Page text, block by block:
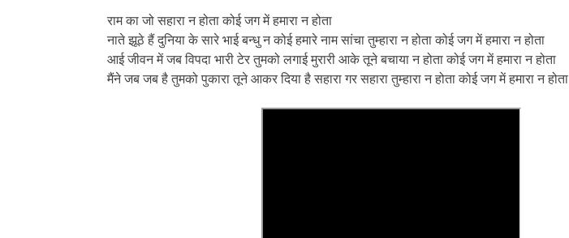
राम का जो सहारा न होता कोई जग में हमारा न होता
नाते झूठे हैं दुनिया के सारे भाई बन्धु न कोई हमारे नाम सांचा तुम्हारा न होता कोई जग में हमारा न होता
आई जीवन में जब विपदा भारी टेर तुमको लगाई मुरारी आके तूने बचाया न होता कोई जग में हमारा न होता
मैंने जब जब है तुमको पुकारा तूने आकर दिया है सहारा गर सहारा तुम्हारा न होता कोई जग में हमारा न होता